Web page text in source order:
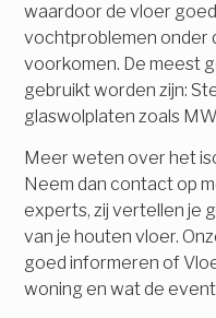
waardoor de vloer
vochtproblemen onder
voorkomen. De meest
gebruikt worden zijn:
glaswolplaten zoals
Meer weten over het
Neem dan contact op
experts, zij vertellen je
van je houten vloer.
goed informeren of
woning en wat de